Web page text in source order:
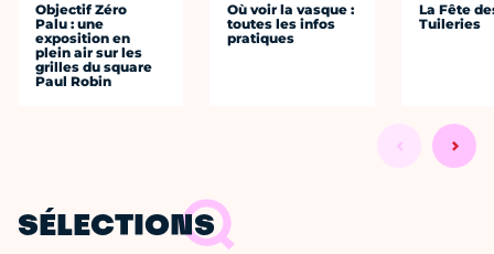
Objectif Zéro
Palu : une
exposition en
plein air sur les
grilles du square
Paul Robin
Où voir la vasque :
toutes les infos
pratiques
La Fête
Tuileries
SÉLECTIONS